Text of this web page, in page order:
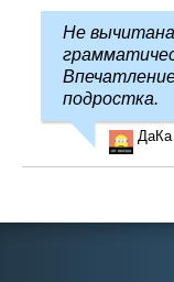
Не
подростка.
ДаКа